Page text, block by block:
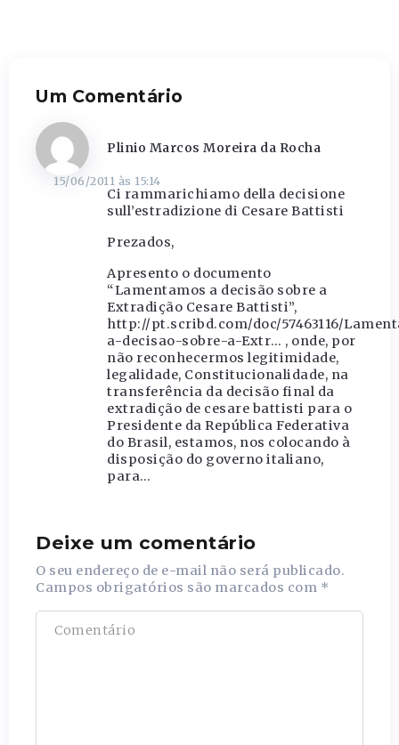
Um Comentário
Plinio Marcos Moreira da Rocha
15/06/2011 às 15:14
Ci rammarichiamo della decisione
sull’estradizione di Cesare Battisti
Prezados,
Apresento o documento
“Lamentamos a decisão sobre a
Extradição Cesare Battisti”,
http://pt.scribd.com/doc/57463116/
a-decisao-sobre-a-Extr… , onde, por
não reconhecermos legitimidade,
legalidade, Constitucionalidade, na
transferência da decisão final da
extradição de cesare battisti para o
Presidente da República Federativa
do Brasil, estamos, nos colocando à
disposição do governo italiano,
para…
Deixe um comentário
O seu endereço de e-mail não será publicado.
Campos obrigatórios são marcados com *